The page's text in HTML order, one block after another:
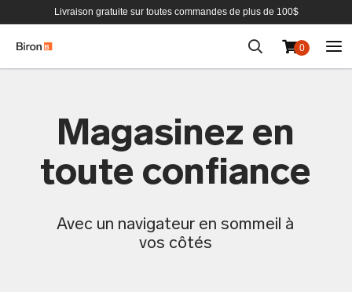
Livraison gratuite sur toutes commandes de plus de 100$
0
Magasinez en
toute confiance
Avec un navigateur en sommeil à
vos côtés